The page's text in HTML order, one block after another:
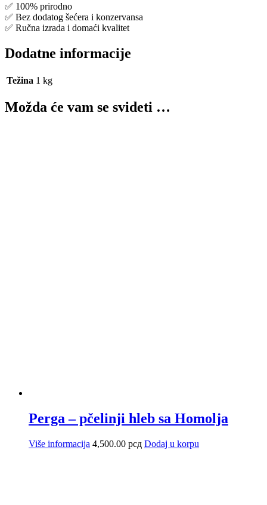
✅ 100% prirodno
✅ Bez dodatog šećera i konzervansa
✅ Ručna izrada i domaći kvalitet
Dodatne informacije
Težina 1 kg
Možda će vam se svideti …
Perga – pčelinji hleb sa Homolja
Više informacija 4,500.00 рсд Dodaj u korpu